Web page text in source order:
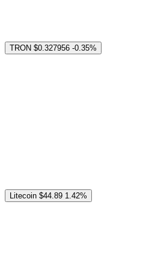
TRON $0.327956 -0.35%
Litecoin $44.89 1.42%